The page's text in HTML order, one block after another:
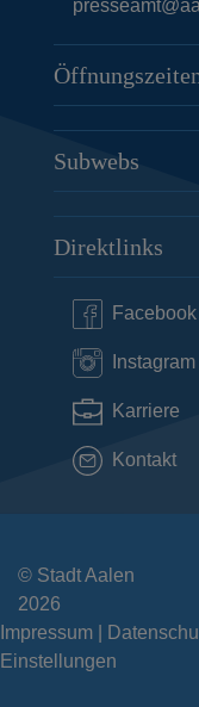
Subwebs
Direktlinks
Facebook
Instagram
Karriere
Kontakt
© Stadt Aalen
2026
Impressum
Einstellungen